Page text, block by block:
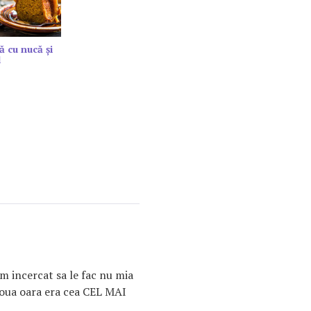
cu nucă și
incercat sa le fac nu mia
oara era cea CEL MAI